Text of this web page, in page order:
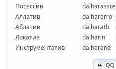
Посессив
dalharassre
Аллатив
dalhararro
Аблатив
dalharath
Локатив
dalharin
Инструментатив
dalharand
QQ